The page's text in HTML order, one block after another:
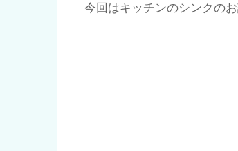
今回はキッチンのシンクのお